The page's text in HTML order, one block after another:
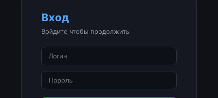
Вход
Войдите чтобы продолжить